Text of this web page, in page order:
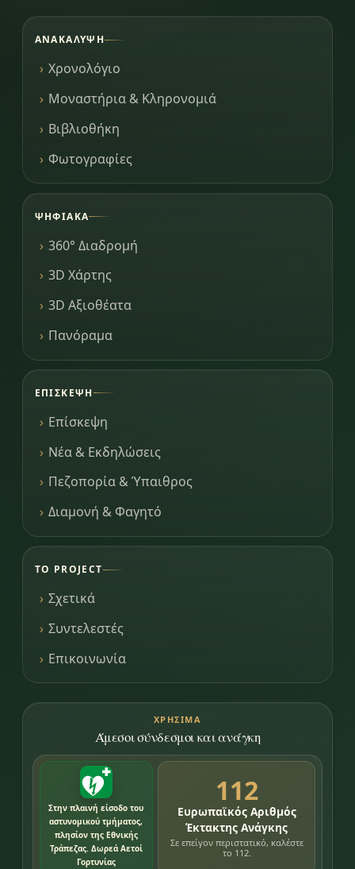
ΑΝΑΚΆΛΥΨΗ
Χρονολόγιο
Μοναστήρια & Κληρονομιά
Βιβλιοθήκη
Φωτογραφίες
ΨΗΦΙΑΚΆ
360° Διαδρομή
3D Χάρτης
3D Αξιοθέατα
Πανόραμα
ΕΠΊΣΚΕΨΗ
Επίσκεψη
Νέα & Εκδηλώσεις
Πεζοπορία & Ύπαιθρος
Διαμονή & Φαγητό
ΤΟ PROJECT
Σχετικά
Συντελεστές
Επικοινωνία
ΧΡΉΣΙΜΑ
Άμεσοι σύνδεσμοι και ανάγκη
Στην πλαινή είσοδο του
αστυνομικού τμήματος,
πλησίον της Εθνικής
Τράπεζας. Δωρεά Αετοί
Γορτυνίας
112
Ευρωπαϊκός Αριθμός
Έκτακτης Ανάγκης
Σε επείγον περιστατικό, καλέστε
το 112.